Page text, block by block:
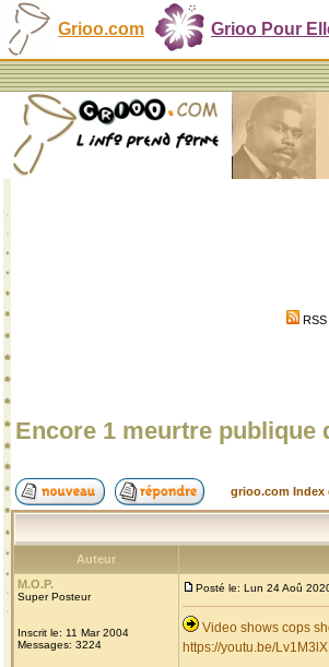
Grioo.com Grioo Pour
RSS
Encore 1 meurtre publique
grioo.com Index
Auteur
M.O.P.
Super Posteur
Inscrit le: 11 Mar 2004
Messages: 3224
Posté le: Lun 24 Aoû
Video shows cops
https://youtu.be/